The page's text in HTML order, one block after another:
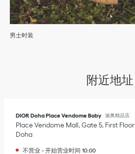
男士时装
附近地址
DIOR Doha Place Vendome Baby 迪奥精品店
Place Vendome Mall, Gate 5, First Floor
Doha
不营业 - 开始营业时间 10:00